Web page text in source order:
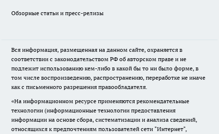
Обзорные статьи и пресс-релизы
Вся информация, размещенная на данном сайте, охраняется в
соответствии с законодательством РФ об авторском праве и не
подлежит использованию кем-либо в какой бы то ни было форме, в
том числе воспроизведению, распространению, переработке не иначе
как с письменного разрешения правообладателя.
«На информационном ресурсе применяются рекомендательные
технологии (информационные технологии предоставления
информации на основе сбора, систематизации и анализа сведений,
относящихся к предпочтениям пользователей сети "Интернет",